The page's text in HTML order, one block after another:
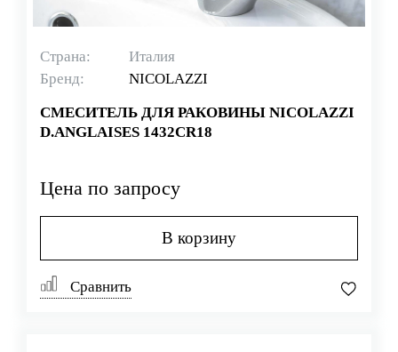
Страна:
Италия
Бренд:
NICOLAZZI
СМЕСИТЕЛЬ ДЛЯ РАКОВИНЫ NICOLAZZI
D.ANGLAISES 1432CR18
Цена по запросу
В корзину
Сравнить